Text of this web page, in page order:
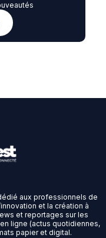
aux professionnels de
et la création à
et reportages sur les
ligne (actus quotidiennes,
papier et digital.